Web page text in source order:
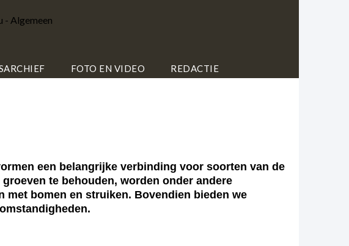
FOTO EN VIDEO REDACTIE
een belangrijke verbinding voor soorten van de
te behouden, worden onder andere
met bomen en struiken. Bovendien bieden we